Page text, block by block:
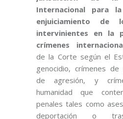
Internacional para
enjuiciamiento de
intervinientes en la
crímenes
de la Corte según el
genocidio, crímenes de
de agresión, y
humanidad que
penales tales como
deportación o